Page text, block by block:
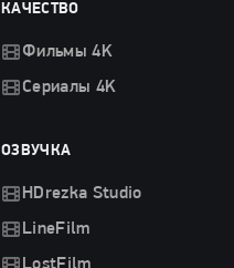
КАЧЕСТВО
Фильмы 4K
Сериалы 4K
ОЗВУЧКА
HDrezka Studio
LineFilm